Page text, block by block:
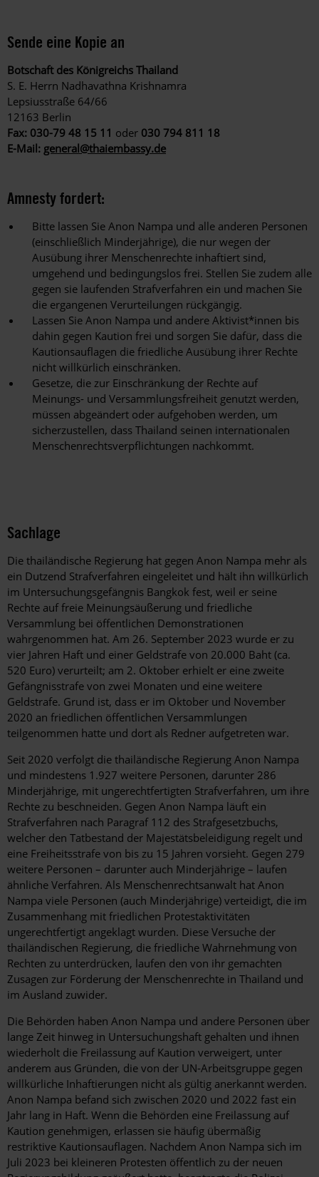
Sende eine Kopie an
Botschaft des Königreichs Thailand
S. E. Herrn Nadhavathna Krishnamra
Lepsiusstraße 64/66
12163 Berlin
Fax: 030-79 48 15 11 oder 030 794 811 18
E-Mail: general@thaiembassy.de
Amnesty fordert:
Bitte lassen Sie Anon Nampa und alle anderen Personen
(einschließlich Minderjährige), die nur wegen der
Ausübung ihrer Menschenrechte inhaftiert sind,
umgehend und bedingungslos frei. Stellen Sie zudem alle
gegen sie laufenden Strafverfahren ein und machen Sie
die ergangenen Verurteilungen rückgängig.
Lassen Sie Anon Nampa und andere Aktivist*innen bis
dahin gegen Kaution frei und sorgen Sie dafür, dass die
Kautionsauflagen die friedliche Ausübung ihrer Rechte
nicht willkürlich einschränken.
Gesetze, die zur Einschränkung der Rechte auf
Meinungs- und Versammlungsfreiheit genutzt werden,
müssen abgeändert oder aufgehoben werden, um
sicherzustellen, dass Thailand seinen internationalen
Menschenrechtsverpflichtungen nachkommt.
Sachlage
Die thailändische Regierung hat gegen Anon Nampa mehr als
ein Dutzend Strafverfahren eingeleitet und hält ihn willkürlich
im Untersuchungsgefängnis Bangkok fest, weil er seine
Rechte auf freie Meinungsäußerung und friedliche
Versammlung bei öffentlichen Demonstrationen
wahrgenommen hat. Am 26. September 2023 wurde er zu
vier Jahren Haft und einer Geldstrafe von 20.000 Baht (ca.
520 Euro) verurteilt; am 2. Oktober erhielt er eine zweite
Gefängnisstrafe von zwei Monaten und eine weitere
Geldstrafe. Grund ist, dass er im Oktober und November
2020 an friedlichen öffentlichen Versammlungen
teilgenommen hatte und dort als Redner aufgetreten war.
Seit 2020 verfolgt die thailändische Regierung Anon Nampa
und mindestens 1.927 weitere Personen, darunter 286
Minderjährige, mit ungerechtfertigten Strafverfahren, um ihre
Rechte zu beschneiden. Gegen Anon Nampa läuft ein
Strafverfahren nach Paragraf 112 des Strafgesetzbuchs,
welcher den Tatbestand der Majestätsbeleidigung regelt und
eine Freiheitsstrafe von bis zu 15 Jahren vorsieht. Gegen 279
weitere Personen – darunter auch Minderjährige – laufen
ähnliche Verfahren. Als Menschenrechtsanwalt hat Anon
Nampa viele Personen (auch Minderjährige) verteidigt, die im
Zusammenhang mit friedlichen Protestaktivitäten
ungerechtfertigt angeklagt wurden. Diese Versuche der
thailändischen Regierung, die friedliche Wahrnehmung von
Rechten zu unterdrücken, laufen den von ihr gemachten
Zusagen zur Förderung der Menschenrechte in Thailand und
im Ausland zuwider.
Die Behörden haben Anon Nampa und andere Personen über
lange Zeit hinweg in Untersuchungshaft gehalten und ihnen
wiederholt die Freilassung auf Kaution verweigert, unter
anderem aus Gründen, die von der UN-Arbeitsgruppe gegen
willkürliche Inhaftierungen nicht als gültig anerkannt werden.
Anon Nampa befand sich zwischen 2020 und 2022 fast ein
Jahr lang in Haft. Wenn die Behörden eine Freilassung auf
Kaution genehmigen, erlassen sie häufig übermäßig
restriktive Kautionsauflagen. Nachdem Anon Nampa sich im
Juli 2023 bei kleineren Protesten öffentlich zu der neuen